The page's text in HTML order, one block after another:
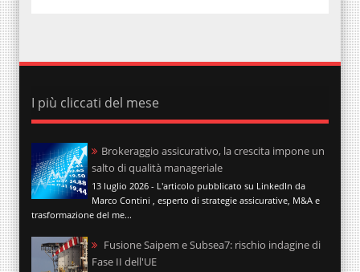
I più cliccati del mese
Brokeraggio assicurativo, la crescita impone un
salto di qualità manageriale
13 luglio 2026 - L'articolo pubblicato su LinkedIn da
Marco Contini , esperto di strategie assicurative, M&A e
trasformazione del me...
Fusione Saipem e Subsea7: rischio indagine di
Fase II dell'UE